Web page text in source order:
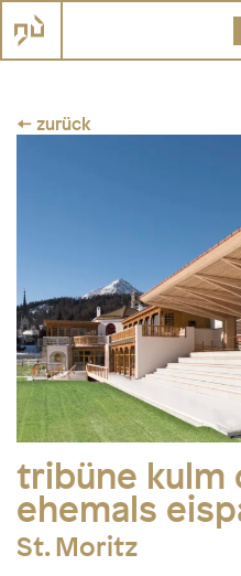
← zurück
tribüne kulm
ehemals
St. Moritz